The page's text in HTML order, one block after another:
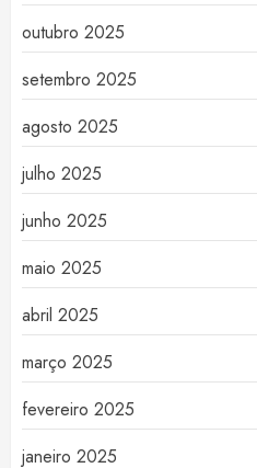
outubro 2025
setembro 2025
agosto 2025
julho 2025
junho 2025
maio 2025
abril 2025
março 2025
fevereiro 2025
janeiro 2025